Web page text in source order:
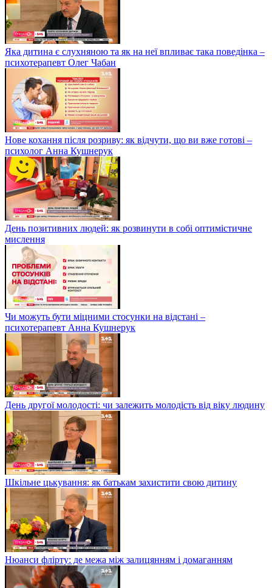
Яка дитина є слухняною та як на неї впливає така поведінка –
психотерапевт Олег Чабан
Нове кохання після розриву: як відчути, що ви вже готові –
психолог Анна Кушнерук
День позитивних людей: як розвинути в собі оптимістичне
мислення
Чи можуть бути міцними стосунки на відстані –
психотерапевт Анна Кушнерук
День другої молодості: чи залежить молодість від віку людину
Шкільне цькування: як батькам захистити свою дитину
Нюанси флірту: де межа між залицянням і домаганням